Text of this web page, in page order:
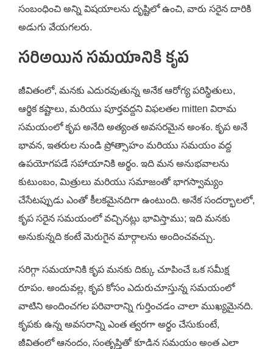
సంబంధించి అన్ని విషయాలను దృష్టిలో ఉంచి, వారు సరైన దారికి
అడుగు వేయగలరు.
సరిఅయిన సమయానికి కృప
జీవితంలో, మనకు ఎదురవుతున్న అనేక ఆరోగ్య పరిస్థితులు,
ఆర్థిక కష్టాలు, మరియు పూర్తవద్దని విఫలతల mitten విరామ
సమయంలో కృప అనేది అత్యంత అవసరమైన అంశం. కృప అనే
భావన, ఇతరుల నుండి ప్రోత్సాహం మరియు సమయం వద్ద
ఉపయోగపడే సహాయానికి అర్థం. ఇది మన అనుభవాలను
కుటుంబం, మిత్రులు మరియు సమాజంతో భాగస్వామ్యం
చేసేటప్పుడు ఎంతో కీలకమైనదిగా ఉంటుంది. అనేక సందర్భాలలో,
కృప సరైన సమయంలో వచ్చినట్లు భావిస్తాము; ఇది మనకు
అనుకున్నది కంటే మెరుగైన మార్గాలను అందించవచ్చు.
సరిగ్గా సమయానికి కృప మనకు దిక్కు చూపించే ఒక సమీక్ష
రూపం. అందువల్ల, కృప కోసం ఎదురుచూస్తున్న సమయంలో
వాటిని అందించగల పరివారాన్ని గుర్తించడం చాలా ముఖ్యమైనది.
కృపకు ఉన్న అవసరాన్ని ఎంత త్వరగా అర్థం చేసుకుంటే,
జీవితంలో ఆనందం, సంతృప్తితో కూడిన సమయం అంత ఎలా